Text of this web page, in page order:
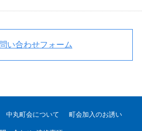
い合わせフォーム
中丸町会について 町会加入のお誘い